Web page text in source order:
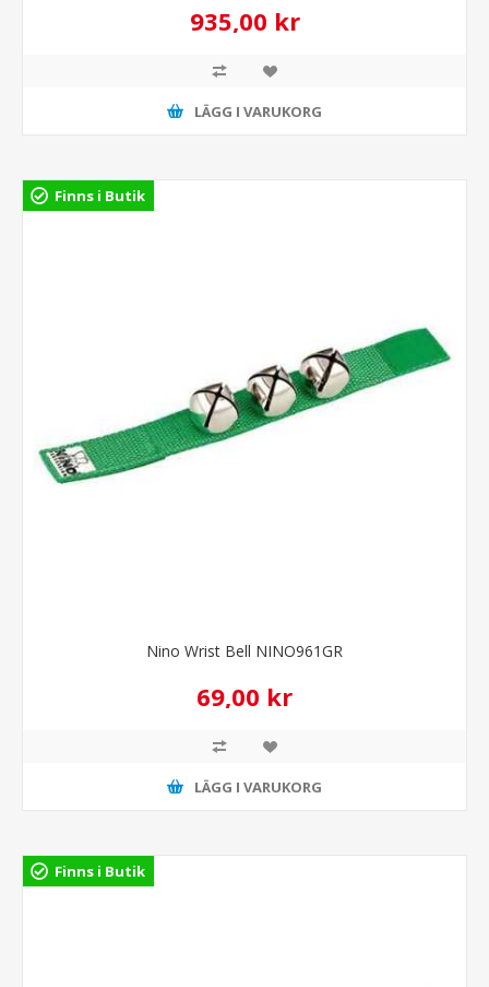
935,00 kr
LÄGG I VARUKORG
Finns i Butik
Nino Wrist Bell NINO961GR
69,00 kr
LÄGG I VARUKORG
Finns i Butik